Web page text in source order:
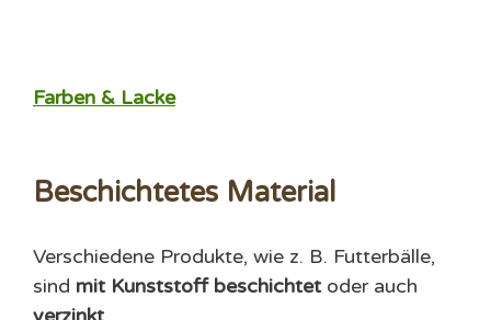
Farben & Lacke
Beschichtetes Material
Verschiedene Produkte, wie z. B. Futterbälle,
sind mit Kunststoff beschichtetoder auch